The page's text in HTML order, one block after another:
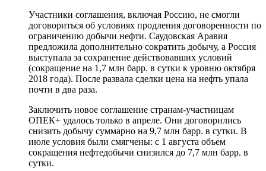
Участники соглашения, включая Россию, не смогли
договориться об условиях продления договоренности по
ограничению добычи нефти. Саудовская Аравия
предложила дополнительно сократить добычу, а Россия
выступала за сохранение действовавших условий
(сокращение на 1,7 млн барр. в сутки к уровню октября
2018 года). После развала сделки цена на нефть упала
почти в два раза.
Заключить новое соглашение странам-участницам
ОПЕК+ удалось только в апреле. Они договорились
снизить добычу суммарно на 9,7 млн барр. в сутки. В
июле условия были смягчены: с 1 августа объем
сокращения нефтедобычи снизился до 7,7 млн барр. в
сутки.